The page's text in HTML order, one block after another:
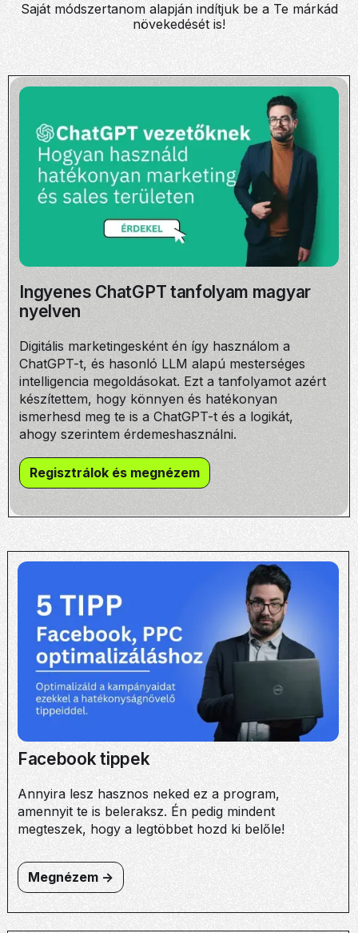
Saját módszertanom alapján indítjuk be a Te márkád
növekedését is!
Ingyenes ChatGPT tanfolyam magyar
nyelven
Digitális marketingesként én így használom a
ChatGPT-t, és hasonló LLM alapú mesterséges
intelligencia megoldásokat. Ezt a tanfolyamot azért
készítettem, hogy könnyen és hatékonyan
ismerhesd meg te is a ChatGPT-t és a logikát,
ahogy szerintem érdemeshasználni.
Regisztrálok és megnézem
Facebook tippek
Annyira lesz hasznos neked ez a program,
amennyit te is beleraksz. Én pedig mindent
megteszek, hogy a legtöbbet hozd ki belőle!
Megnézem ->